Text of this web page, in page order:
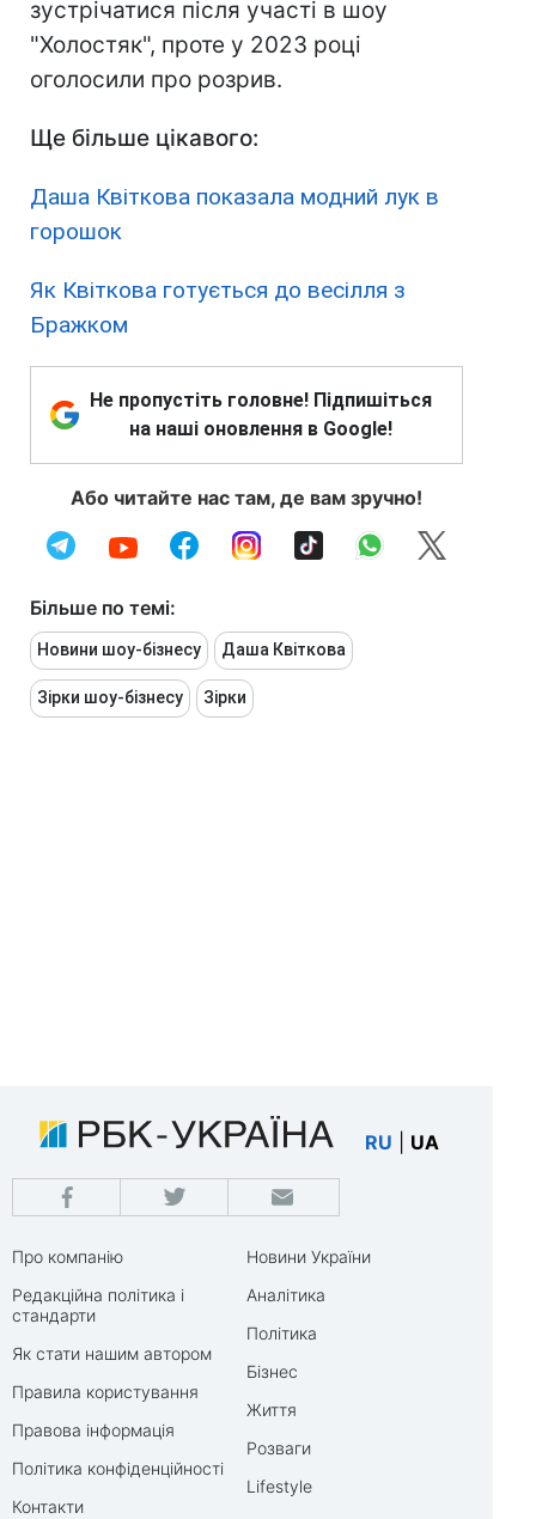
зустрічатися після участі в шоу
"Холостяк", проте у 2023 році
оголосили про розрив.
Ще більше цікавого:
Даша Квіткова показала модний лук в
горошок
Як Квіткова готується до весілля з
Бражком
Не пропустіть головне! Підпишіться
на наші оновлення в Google!
Або читайте нас там, де вам зручно!
Більше по темі:
Новини шоу-бізнесу Даша Квіткова
Зірки шоу-бізнесу Зірки
RU UA
Про компанію
Редакційна політика і
стандарти
Як стати нашим автором
Правила користування
Правова інформація
Політика конфіденційності
Контакти
Новини України
Аналітика
Політика
Бізнес
Життя
Розваги
Lifestyle